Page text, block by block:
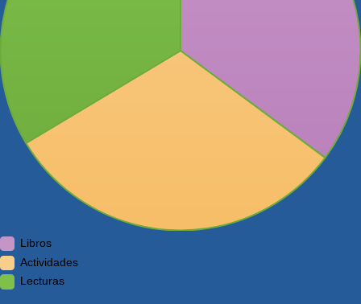
Libros
Actividades
Lecturas